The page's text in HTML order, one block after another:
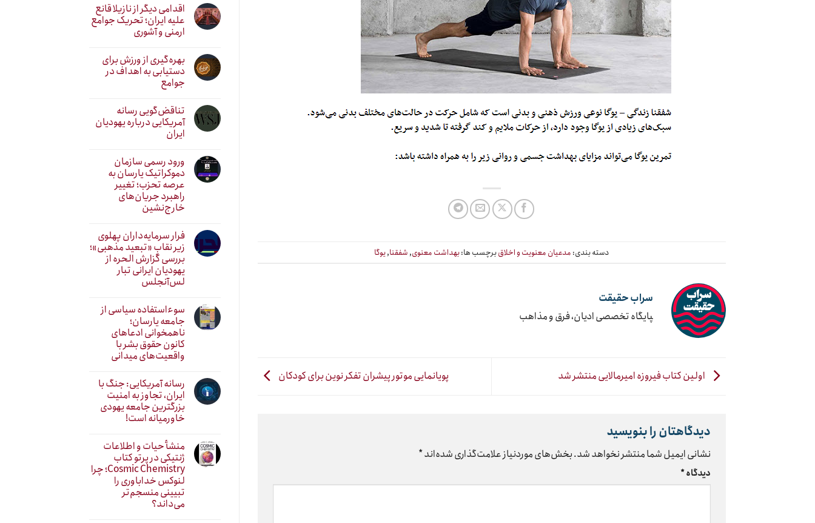
دسته بندی: مدعیان معنویت و اخلاقبرچسب ها:بهداشت معنوی, شفقنا,یوگا
سراب حقیقت
‍پایگاه تخصصی ادیان، فرق و مذاهب
اولین کتاب فیروزه امیرمالایی منتشر شد پویانمایی موتور پیشران تفکر نوین برای کودکان
دیدگاهتان را بنویسید
نشانی ایمیل شما منتشر نخواهد شد.بخش‌های موردنیاز علامت‌گذاری شده‌اند*
دیدگاه*
اقدامی دیگر از نازیلا قانع
علیه ایران؛ تحریک جوامع
ارمنی و آشوری
بهره‌گیری از ورزش برای
دستیابی به اهداف در
جوامع
تناقض‌گویی رسانه
آمریکایی درباره یهودیان
ایران
ورود رسمی سازمان
دموکراتیک یارسان به
عرصه تحزب؛ تغییر
راهبرد جریان‌های
خارج‌نشین
فرار سرمایه‌داران پهلوی
زیر نقابِ «تبعید مذهبی»؛
بررسی گزارش الحره از
یهودیان ایرانی تبار
لس‌آنجلس
سوءاستفاده سیاسی از
جامعه یارسان؛
ناهمخوانی ادعاهای
کانون حقوق بشر با
واقعیت‌های میدانی
رسانه آمریکایی: جنگ با
ایران، تجاوز به امنیت
بزرگترین جامعه یهودی
خاورمیانه است!
منشأ حیات و اطلاعات
ژنتیکی در پرتو کتاب
Cosmic Chemistry؛ چرا
لنوکس خداباوری را
تبیینی منسجم‌تر
می‌داند؟